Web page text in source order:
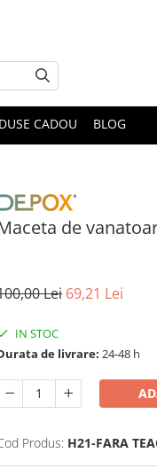
CADOU BLOG
de
Lei 69,21 Lei
IN STOC
de livrare: 24-48 h
Produs: H21-FARA